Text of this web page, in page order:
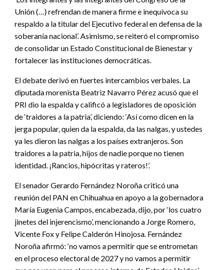
Unión (…) refrendan de manera firme e inequívoca su
respaldo a la titular del Ejecutivo federal en defensa de la
soberanía nacional’. Asimismo, se reiteró el compromiso
de consolidar un Estado Constitucional de Bienestar y
fortalecer las instituciones democráticas.
El debate derivó en fuertes intercambios verbales. La
diputada morenista Beatriz Navarro Pérez acusó que el
PRI dio la espalda y calificó a legisladores de oposición
de ‘traidores a la patria’, diciendo: ‘Así como dicen en la
jerga popular, quien da la espalda, da las nalgas, y ustedes
ya les dieron las nalgas a los países extranjeros. Son
traidores a la patria, hijos de nadie porque no tienen
identidad. ¡Rancios, hipócritas y rateros!’.
El senador Gerardo Fernández Noroña criticó una
reunión del PAN en Chihuahua en apoyo a la gobernadora
María Eugenia Campos, encabezada, dijo, por ‘los cuatro
jinetes del injerencismo’, mencionando a Jorge Romero,
Vicente Fox y Felipe Calderón Hinojosa. Fernández
Noroña afirmó: ‘no vamos a permitir que se entrometan
en el proceso electoral de 2027 y no vamos a permitir